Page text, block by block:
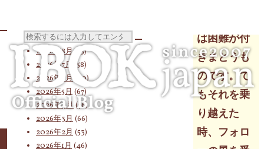
検
索
対
は困難が付
きまとうも
のです。で
もそれを乗
り越えた
時、フォロ
Archives
2026年8月(13)
2026年7月
(58)
2026年6月 (60)
2026年5月 (67)
2026年4月 (76)
2026年3月 (66)
2026年2月 (53)
2026年1月 (46)